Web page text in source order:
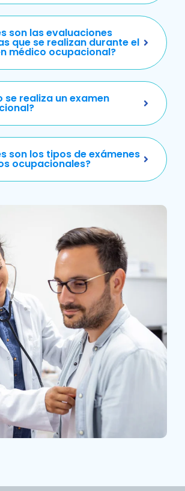
son las evaluaciones
que se realizan durante el
médico ocupacional?
se realiza un examen
son los tipos de exámenes
ocupacionales?